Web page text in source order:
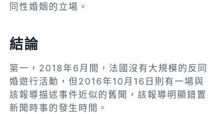
同性婚姻的立場。
結論
第一，2018年6月間，法國沒有大規模的反同
婚遊行活動，但2016年10月16日則有一場與
該報導描述事件近似的舊聞，該報導明顯錯置
新聞時事的發生時間。